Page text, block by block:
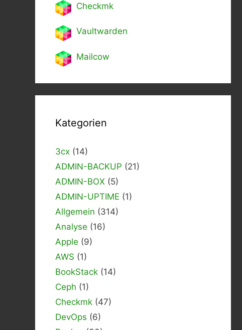
Checkmk
Vaultwarden
Mailcow
Kategorien
3cx (14)
ADMIN-BACKUP (21)
ADMIN-BOX (5)
ADMIN-UPTIME (1)
Allgemein (314)
Analyse (16)
Apple (9)
AWS (1)
BookStack (14)
Ceph (1)
Checkmk (47)
DevOps (6)